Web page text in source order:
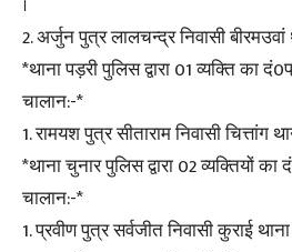
2. अर्जुन पुत्र लालचन्द्र निवासी
*थाना पड़री पुलिस द्वारा 01 व्यक्ति का
चालान:-*
1. रामयश पुत्र सीताराम निवासी चित्तांग
*थाना चुनार पुलिस द्वारा 02 व्यक्तियों
चालान:-*
1. प्रवीण पुत्र सर्वजीत निवासी कुराई